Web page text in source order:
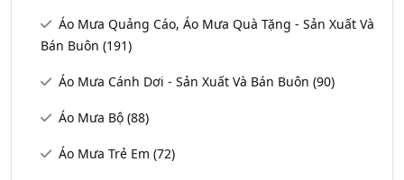
Áo Mưa Quảng Cáo, Áo Mưa Quà Tặng - Sản Xuất Và
Bán Buôn (191)
Áo Mưa Cánh Dơi - Sản Xuất Và Bán Buôn (90)
Áo Mưa Bộ (88)
Áo Mưa Trẻ Em (72)